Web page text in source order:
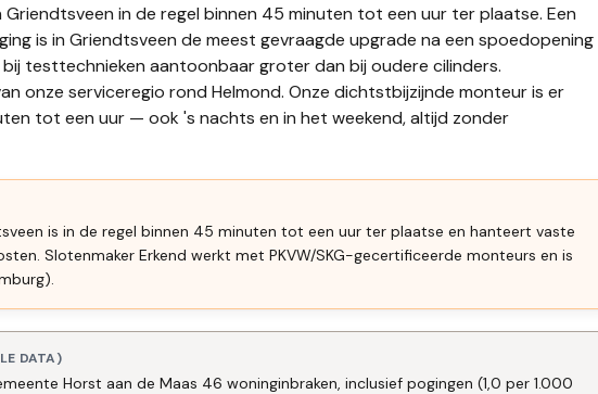
Griendtsveen in de regel binnen 45 minuten tot een uur ter plaatse. Een
is in Griendtsveen de meest gevraagde upgrade na een
testtechnieken aantoonbaar groter dan bij oudere cilinders.
onze serviceregio rond Helmond. Onze dichtstbijzijnde monteur is er
tot een uur — ook 's nachts en in het weekend, altijd zonder
is in de regel binnen 45 minuten tot een uur ter plaatse en hanteert vaste
Slotenmaker Erkend werkt met PKVW/SKG-gecertificeerde monteurs en is
DATA)
Horst aan de Maas 46 woninginbraken, inclusief pogingen (1,0 per 1.000